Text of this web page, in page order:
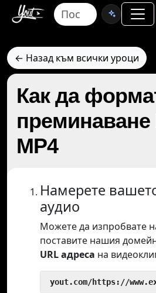
← Назад към всички уроци
Как да
преминаване
MP4
Намерете
аудио
Можете да изпробвате
поставите нашия
URL адреса на
yout.com/https://